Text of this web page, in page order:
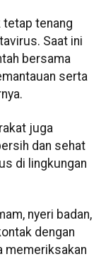
tetap tenang
Saat ini
bersama
serta
juga
dan sehat
di lingkungan
nyeri badan,
dengan
memeriksakan